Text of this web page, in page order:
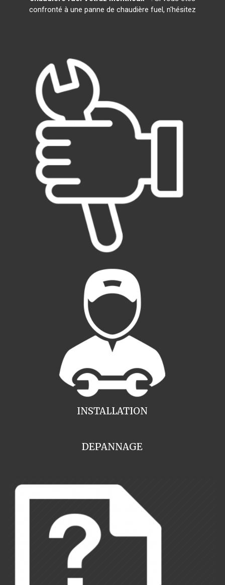
confronté à une panne de chaudière fuel, n'hésitez
INSTALLATION
DEPANNAGE